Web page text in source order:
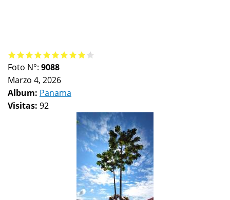
Foto N°: 9088
Marzo 4, 2026
Album: Panama
Visitas: 92